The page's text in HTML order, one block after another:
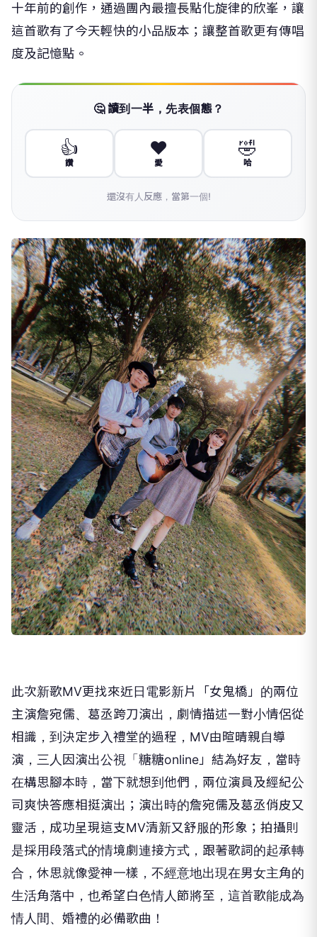
十年前的創作，通過團內最擅長點化旋律的欣峯，讓
這首歌有了今天輕快的小品版本；讓整首歌更有傳唱
度及記憶點。
🤔 讀到一半，先表個態？
👍
讚
❤️
愛
🤣
哈
還沒有人反應，當第一個!
此次新歌MV更找來近日電影新片「女鬼橋」的兩位
主演詹宛儒、葛丞跨刀演出，劇情描述一對小情侶從
相識，到決定步入禮堂的過程，MV由暄晴親自導
演，三人因演出公視「糖糖online」結為好友，當時
在構思腳本時，當下就想到他們，兩位演員及經紀公
司爽快答應相挺演出；演出時的詹宛儒及葛丞俏皮又
靈活，成功呈現這支MV清新又舒服的形象；拍攝則
是採用段落式的情境劇連接方式，跟著歌詞的起承轉
合，休思就像愛神一樣，不經意地出現在男女主角的
生活角落中，也希望白色情人節將至，這首歌能成為
情人間、婚禮的必備歌曲！